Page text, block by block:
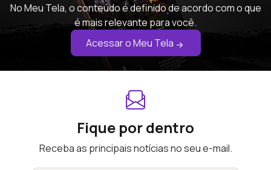
No Meu Tela, o conteúdo é definido de acordo com o que
é mais relevante para você.
Acessar o Meu Tela
Fique por dentro
Receba as principais notícias no seu e-mail.